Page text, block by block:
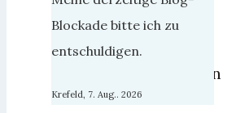
Welt
momentan
mit
Blockade bitte ich zu
entschuldigen.
Krefeld, 7. Aug.. 2026